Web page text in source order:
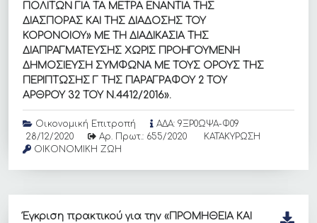
ΠΟΛΙΤΩΝ ΓΙΑ ΤΑ ΜΕΤΡΑ ΕΝΑΝΤΙΑ ΤΗΣ
ΔΙΑΣΠΟΡΑΣ ΚΑΙ ΤΗΣ ΔΙΑΔΟΣΗΣ ΤΟΥ
ΚΟΡΟΝΟΙΟΥ» ΜΕ ΤΗ ΔΙΑΔΙΚΑΣΙΑ ΤΗΣ
ΔΙΑΠΡΑΓΜΑΤΕΥΣΗΣ ΧΩΡΙΣ ΠΡΟΗΓΟΥΜΕΝΗ
ΔΗΜΟΣΙΕΥΣΗ ΣΥΜΦΩΝΑ ΜΕ ΤΟΥΣ ΟΡΟΥΣ ΤΗΣ
ΠΕΡΙΠΤΩΣΗΣ Γ ΤΗΣ ΠΑΡΑΓΡΑΦΟΥ 2 ΤΟΥ
ΑΡΘΡΟΥ 32 ΤΟΥ Ν.4412/2016».
Οικονομική Επιτροπή
ΑΔΑ: 9ΞΡ0ΩΨΑ-Φ09
28/12/2020
Αρ. Πρωτ.: 655/2020
ΚΑΤΑΚΥΡΩΣΗ
ΟΙΚΟΝΟΜΙΚΗ ΖΩΗ
Έγκριση πρακτικού για την «ΠΡΟΜΗΘΕΙΑ ΚΑΙ